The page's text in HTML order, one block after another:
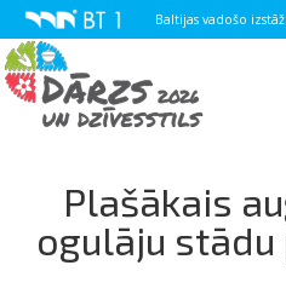
Baltijas vadošo
Plašākais
ogulāju